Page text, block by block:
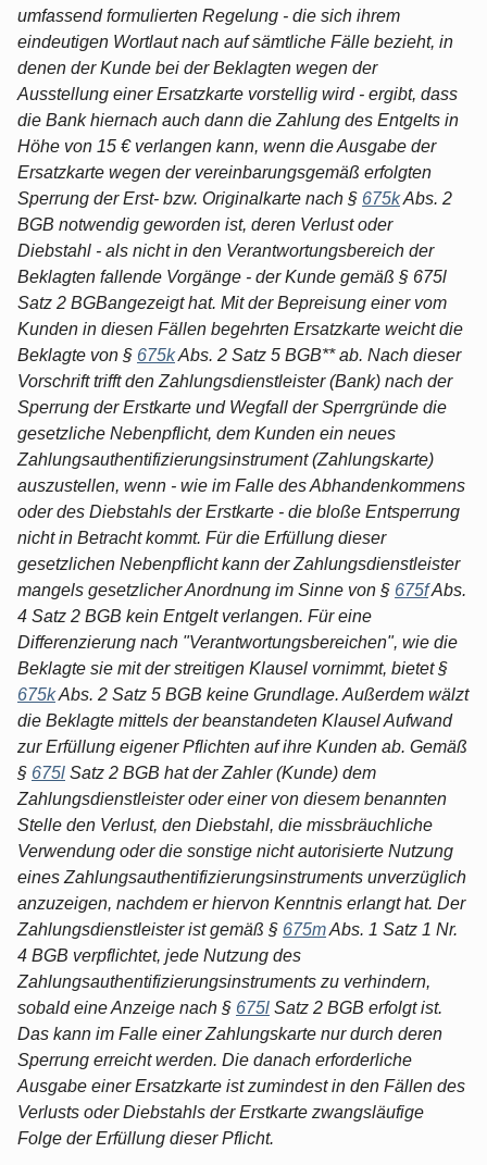
umfassend formulierten Regelung - die sich ihrem
eindeutigen Wortlaut nach auf sämtliche Fälle bezieht, in
denen der Kunde bei der Beklagten wegen der
Ausstellung einer Ersatzkarte vorstellig wird - ergibt, dass
die Bank hiernach auch dann die Zahlung des Entgelts in
Höhe von 15 € verlangen kann, wenn die Ausgabe der
Ersatzkarte wegen der vereinbarungsgemäß erfolgten
Sperrung der Erst- bzw. Originalkarte nach § 675kAbs. 2
BGB notwendig geworden ist, deren Verlust oder
Diebstahl - als nicht in den Verantwortungsbereich der
Beklagten fallende Vorgänge - der Kunde gemäß § 675l
Satz 2 BGBangezeigt hat. Mit der Bepreisung einer vom
Kunden in diesen Fällen begehrten Ersatzkarte weicht die
Beklagte von § 675kAbs. 2 Satz 5 BGB** ab. Nach dieser
Vorschrift trifft den Zahlungsdienstleister (Bank) nach der
Sperrung der Erstkarte und Wegfall der Sperrgründe die
gesetzliche Nebenpflicht, dem Kunden ein neues
Zahlungsauthentifizierungsinstrument (Zahlungskarte)
auszustellen, wenn - wie im Falle des Abhandenkommens
oder des Diebstahls der Erstkarte - die bloße Entsperrung
nicht in Betracht kommt. Für die Erfüllung dieser
gesetzlichen Nebenpflicht kann der Zahlungsdienstleister
mangels gesetzlicher Anordnung im Sinne von § 675fAbs.
4 Satz 2 BGB kein Entgelt verlangen. Für eine
Differenzierung nach "Verantwortungsbereichen", wie die
Beklagte sie mit der streitigen Klausel vornimmt, bietet §
675kAbs. 2 Satz 5 BGB keine Grundlage. Außerdem wälzt
die Beklagte mittels der beanstandeten Klausel Aufwand
zur Erfüllung eigener Pflichten auf ihre Kunden ab. Gemäß
§ 675l Satz 2 BGB hat der Zahler (Kunde) dem
Zahlungsdienstleister oder einer von diesem benannten
Stelle den Verlust, den Diebstahl, die missbräuchliche
Verwendung oder die sonstige nicht autorisierte Nutzung
eines Zahlungsauthentifizierungsinstruments unverzüglich
anzuzeigen, nachdem er hiervon Kenntnis erlangt hat. Der
Zahlungsdienstleister ist gemäß § 675mAbs. 1 Satz 1 Nr.
4 BGB verpflichtet, jede Nutzung des
Zahlungsauthentifizierungsinstruments zu verhindern,
sobald eine Anzeige nach § 675l Satz 2 BGB erfolgt ist.
Das kann im Falle einer Zahlungskarte nur durch deren
Sperrung erreicht werden. Die danach erforderliche
Ausgabe einer Ersatzkarte ist zumindest in den Fällen des
Verlusts oder Diebstahls der Erstkarte zwangsläufige
Folge der Erfüllung dieser Pflicht.